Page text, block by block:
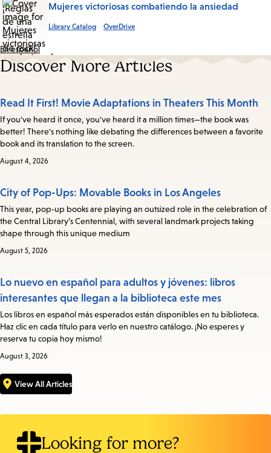
Mujeres victoriosas combatiendo la ansiedad
Library Catalog OverDrive
En español
Discover More Articles
Read It First! Movie Adaptations in Theaters This Month
If you've heard it once, you've heard it a million times—the book was
better! There's nothing like debating the differences between a favorite
book and its translation to the screen.
August 4, 2026
City of Pop-Ups: Movable Books in Los Angeles
This year, pop-up books are playing an outsized role in the celebration of
the Central Library’s Centennial, with several landmark projects taking
shape through this unique medium
August 5, 2026
Lo nuevo en español para adultos y jóvenes: libros
interesantes que llegan a la biblioteca este mes
Los libros en español más esperados están disponibles en tu biblioteca.
Haz clic en cada título para verlo en nuestro catálogo. ¡No esperes y
reserva tu copia hoy mismo!
August 3, 2026
View All Articles
Looking for more?